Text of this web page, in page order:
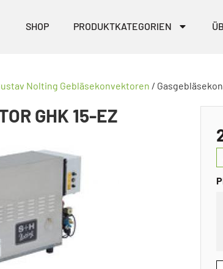
SHOP PRODUKTKATEGORIEN
Nolting Gebläsekonvektoren /
GHK 15-EZ